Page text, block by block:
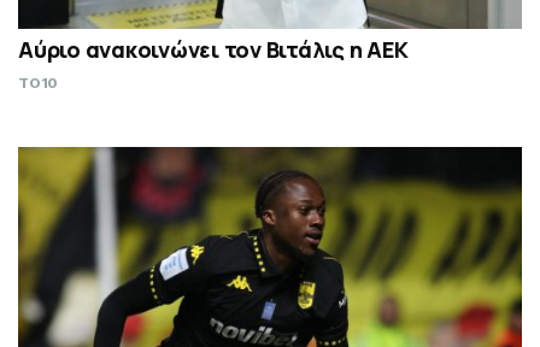
Αύριο ανακοινώνει τον Βιτάλις η ΑΕΚ
TO10